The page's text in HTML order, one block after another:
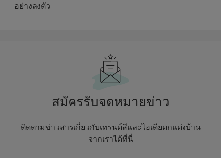
อย่างลงตัว
สมัครรับจดหมายข่าว
ติดตามข่าวสารเกี่ยวกับเทรนด์สีและไอเดียตกแต่งบ้าน
จากเราได้ที่นี่